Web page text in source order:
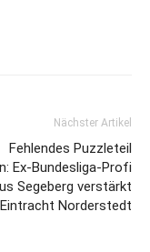
Nächster Artikel
Fehlendes Puzzleteil
Ex-Bundesliga-Profi
Segeberg verstärkt
Eintracht Norderstedt